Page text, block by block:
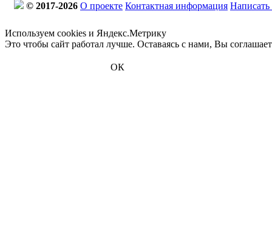
© 2017-2026 О проекте Контактная информация
Используем cookies и Яндекс.Метрику
Это чтобы сайт работал лучше. Оставаясь с нами, Вы
ОК